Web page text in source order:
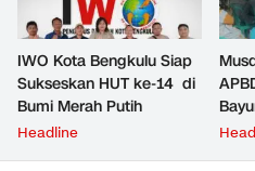
IWO Kota Bengkulu Siap
Sukseskan HUT ke-14 di
Bumi Merah Putih
Headline